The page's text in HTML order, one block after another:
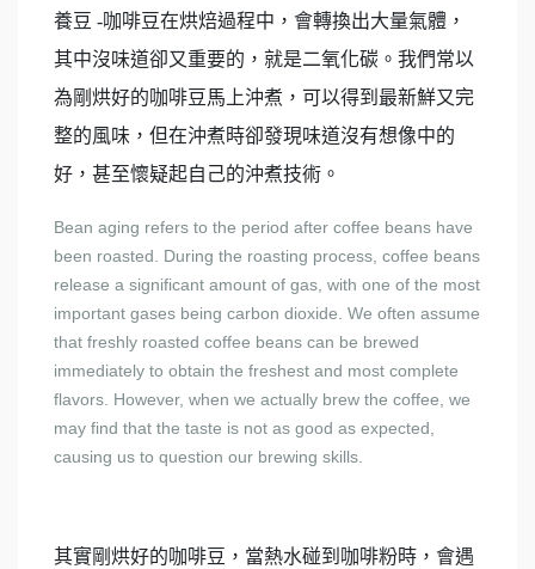
養豆 -咖啡豆在烘焙過程中，會轉換出大量氣體，
其中沒味道卻又重要的，就是二氧化碳。我們常以
為剛烘好的咖啡豆馬上沖煮，可以得到最新鮮又完
整的風味，但在沖煮時卻發現味道沒有想像中的
好，甚至懷疑起自己的沖煮技術。
Bean aging refers to the period after coffee beans have
been roasted. During the roasting process, coffee beans
release a significant amount of gas, with one of the most
important gases being carbon dioxide. We often assume
that freshly roasted coffee beans can be brewed
immediately to obtain the freshest and most complete
flavors. However, when we actually brew the coffee, we
may find that the taste is not as good as expected,
causing us to question our brewing skills.
其實剛烘好的咖啡豆，當熱水碰到咖啡粉時，會遇